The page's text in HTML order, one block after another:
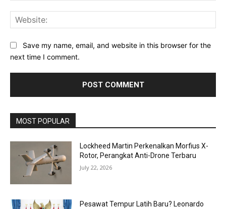
Save my name, email, and website in this browser for the
next time I comment.
MOST POPULAR
Lockheed Martin Perkenalkan Morfius X-
Rotor, Perangkat Anti-Drone Terbaru
July 22, 2026
Pesawat Tempur Latih Baru? Leonardo